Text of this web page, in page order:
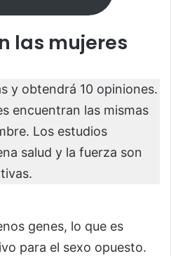
las mujeres
y obtendrá 10 opiniones.
encuentran las mismas
Los estudios
salud y la fuerza son
genes, lo que es
para el sexo opuesto.